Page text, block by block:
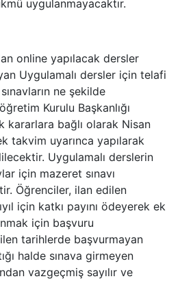
uygulanmayacaktır.
online yapılacak dersler
Uygulamalı dersler için telafi
ne şekilde
Kurulu Başkanlığı
kararlara bağlı olarak Nisan
takvim uyarınca yapılarak
Uygulamalı derslerin
için mazeret sınavı
Öğrenciler, ilan edilen
için katkı payını ödeyerek ek
için başvuru
tarihlerde başvurmayan
halde sınava girmeyen
vazgeçmiş sayılır ve